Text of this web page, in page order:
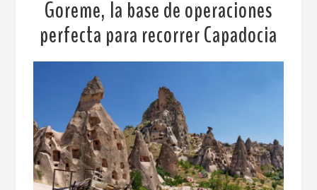
Goreme, la base de operaciones
perfecta para recorrer Capadocia